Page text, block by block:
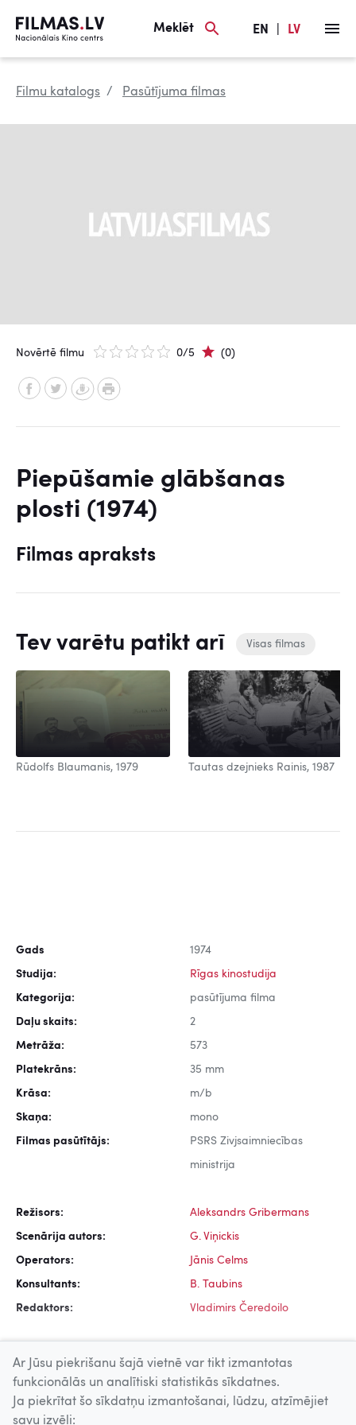
Meklēt EN LV
Filmu katalogs Pasūtījuma filmas
Novērtē filmu 0/5 (0)
Piepūšamie glābšanas
plosti (1974)
Filmas apraksts
Tev varētu patikt arī Visas filmas
Rūdolfs Blaumanis, 1979 Tautas dzejnieks Rainis, 1987
Gads 1974
Studija: Rīgas kinostudija
Kategorija: pasūtījuma filma
Daļu skaits: 2
Metrāža: 573
Platekrāns: 35 mm
Krāsa: m/b
Skaņa: mono
Filmas pasūtītājs: PSRS Zivjsaimniecības
ministrija
Režisors: Aleksandrs Gribermans
Scenārija autors: G. Viņickis
Operators: Jānis Celms
Konsultants: B. Taubins
Redaktors: Vladimirs Čeredoilo
Uz augšu
Ar Jūsu piekrišanu šajā vietnē var tikt izmantotas
funkcionālās un analītiski statistikās sīkdatnes.
Ja piekrītat šo sīkdatņu izmantošanai, lūdzu, atzīmējiet
savu izvēli: